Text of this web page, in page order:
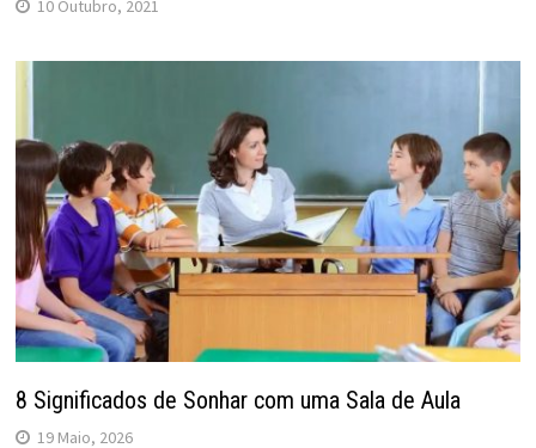
10 Outubro, 2021
8 Significados de Sonhar com uma Sala de Aula
19 Maio, 2026